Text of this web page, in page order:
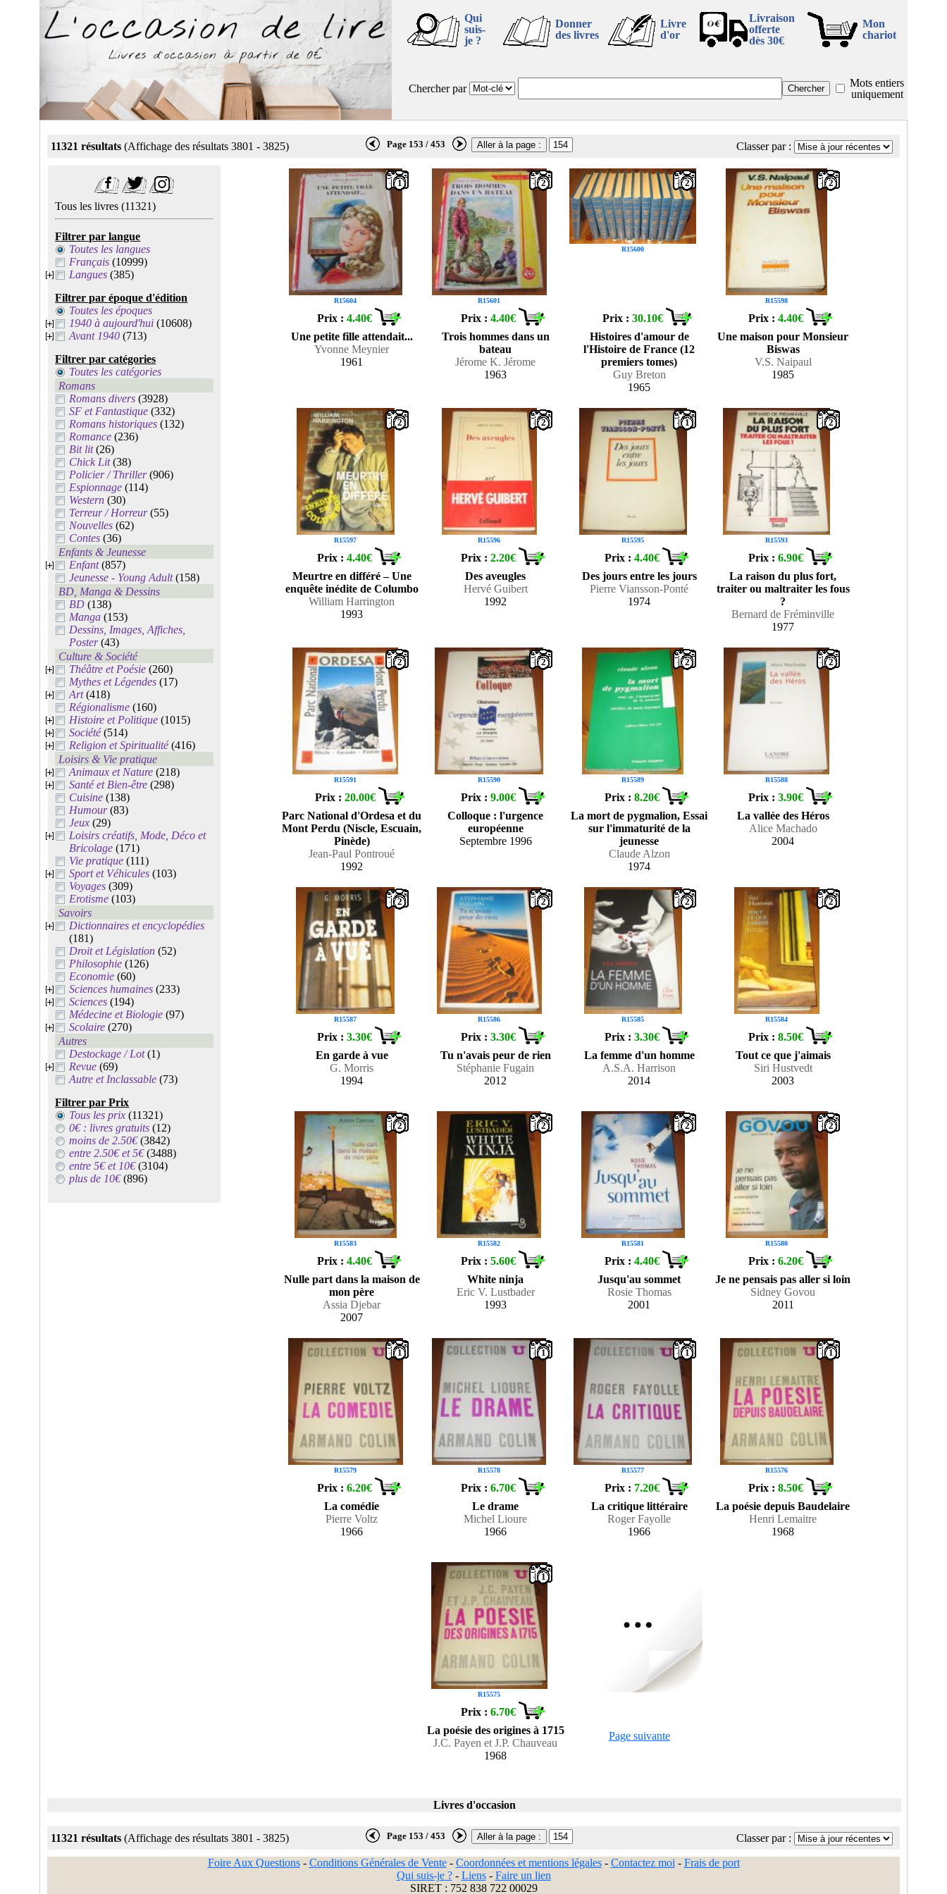
Qui
suis-
je ?
Donner
des livres
Livre
d'or
Livraison
offerte
dès 30€
Mon
chariot
Chercher par
Mots entiers
uniquement
11321 résultats (Affichage des résultats 3801 - 3825) Page 153 / 453 Classer par :
Tous les livres(11321)
Filtrer par langue
Toutes les langues
Français (10999)
Langues (385)
Filtrer par époque d'édition
Toutes les époques
1940 à aujourd'hui (10608)
Avant 1940 (713)
Filtrer par catégories
Toutes les catégories
Romans
Romans divers (3928)
SF et Fantastique (332)
Romans historiques (132)
Romance (236)
Bit lit(26)
Chick Lit(38)
Policier / Thriller(906)
Espionnage (114)
Western (30)
Terreur / Horreur(55)
Nouvelles (62)
Contes (36)
Enfants & Jeunesse
Enfant(857)
Jeunesse - Young Adult(158)
BD, Manga & Dessins
BD (138)
Manga (153)
Dessins, Images, Affiches,
Poster(43)
Culture & Société
Théâtre et Poésie (260)
Mythes et Légendes (17)
Art(418)
Régionalisme (160)
Histoire et Politique (1015)
Société(514)
Religion et Spiritualité(416)
Loisirs & Vie pratique
Animaux et Nature (218)
Santé et Bien-être (298)
Cuisine (138)
Humour(83)
Jeux (29)
Loisirs créatifs, Mode, Déco et
Bricolage (171)
Vie pratique (111)
Sport et Véhicules (103)
Voyages (309)
Erotisme (103)
Savoirs
Dictionnaires et encyclopédies
(181)
Droit et Législation (52)
Philosophie (126)
Economie (60)
Sciences humaines (233)
Sciences (194)
Médecine et Biologie (97)
Scolaire (270)
Autres
Destockage / Lot(1)
Revue (69)
Autre et Inclassable (73)
Filtrer par Prix
Tous les prix(11321)
0€ : livres gratuits (12)
moins de 2.50€(3842)
entre 2.50€ et 5€(3488)
entre 5€ et 10€(3104)
plus de 10€(896)
R15604
1
Prix :4.40€
Une petite fille attendait...
Yvonne Meynier
1961
R15601
2
Prix :4.40€
Trois hommes dans un
bateau
Jérome K. Jérome
1963
R15600
2
Prix :30.10€
Histoires d'amour de
l'Histoire de France (12
premiers tomes)
Guy Breton
1965
R15598
2
Prix :4.40€
Une maison pour Monsieur
Biswas
V.S. Naipaul
1985
R15597
2
Prix :4.40€
Meurtre en différé – Une
enquête inédite de Columbo
William Harrington
1993
R15596
2
Prix :2.20€
Des aveugles
Hervé Guibert
1992
R15595
1
Prix :4.40€
Des jours entre les jours
Pierre Viansson-Ponté
1974
R15593
2
Prix :6.90€
La raison du plus fort,
traiter ou maltraiter les fous
?
Bernard de Fréminville
1977
R15591
2
Prix :20.00€
Parc National d'Ordesa et du
Mont Perdu (Niscle, Escuain,
Pinède)
Jean-Paul Pontroué
1992
R15590
2
Prix :9.00€
Colloque : l'urgence
européenne
Septembre 1996
R15589
2
Prix :8.20€
La mort de pygmalion, Essai
sur l'immaturité de la
jeunesse
Claude Alzon
1974
R15588
2
Prix :3.90€
La vallée des Héros
Alice Machado
2004
R15587
2
Prix :3.30€
En garde à vue
G. Morris
1994
R15586
2
Prix :3.30€
Tu n'avais peur de rien
Stéphanie Fugain
2012
R15585
2
Prix :3.30€
La femme d'un homme
A.S.A. Harrison
2014
R15584
2
Prix :8.50€
Tout ce que j'aimais
Siri Hustvedt
2003
R15583
2
Prix :4.40€
Nulle part dans la maison de
mon père
Assia Djebar
2007
R15582
2
Prix :5.60€
White ninja
Eric V. Lustbader
1993
R15581
2
Prix :4.40€
Jusqu'au sommet
Rosie Thomas
2001
R15580
2
Prix :6.20€
Je ne pensais pas aller si loin
Sidney Govou
2011
R15579
1
Prix :6.20€
La comédie
Pierre Voltz
1966
R15578
1
Prix :6.70€
Le drame
Michel Lioure
1966
R15577
1
Prix : 7.20€
La critique littéraire
Roger Fayolle
1966
R15576
1
Prix :8.50€
La poésie depuis Baudelaire
Henri Lemaitre
1968
R15575
1
Prix :6.70€
La poésie des origines à 1715
J.C. Payen et J.P. Chauveau
1968
Page suivante
Livres d'occasion
11321 résultats (Affichage des résultats 3801 - 3825) Page 153 / 453 Classer par :
Foire Aux Questions- Conditions Générales de Vente- Coordonnées et mentions légales- Contactez moi - Frais de port
Qui suis-je ?- Liens- Faire un lien
SIRET : 752 838 722 00029